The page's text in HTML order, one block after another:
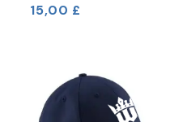
15,00 £